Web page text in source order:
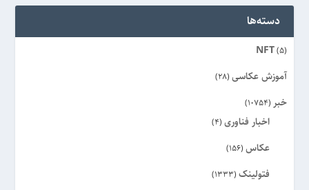
دسته‌ها
NFT(5)
آموزش عکاسی (28)
خبر (10754)
اخبار فناوری (4)
عکاس (156)
فتولینک (1333)